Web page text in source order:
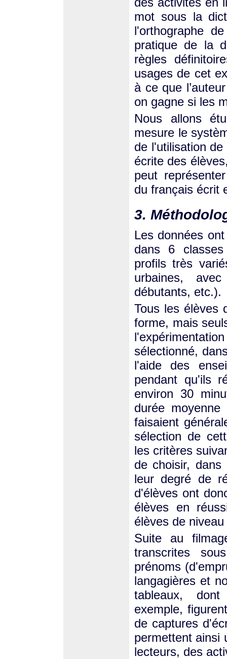
mot sous la
l'orthographe
pratique de la
règles
usages de cet
à ce que
on gagne si les
Nous allons
mesure le
de l'utilisation
écrite des
peut
du français écrit
3.
Les données
dans 6
profils très
urbaines,
débutants, etc.).
Tous les élèves
forme, mais
sélectionné,
l'aide des
pendant qu'ils
environ 30
durée
faisaient
sélection de
les critères
de choisir,
leur degré de
d'élèves ont
élèves en
élèves de
Suite au
transcrites
prénoms
langagières et
tableaux,
exemple,
de captures
permettent ainsi
lecteurs, des